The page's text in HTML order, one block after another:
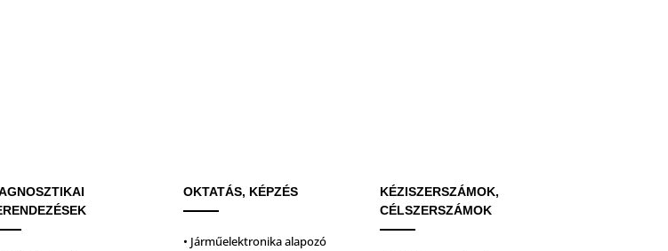
OKTATÁS, KÉPZÉS
• Járműelektronika alapozó
KÉZISZERSZÁMOK,
CÉLSZERSZÁMOK